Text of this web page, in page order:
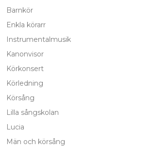
Barnkör
Enkla körarr
Instrumentalmusik
Kanonvisor
Körkonsert
Körledning
Körsång
Lilla sångskolan
Lucia
Män och körsång